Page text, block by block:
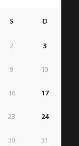
S D
2 3
9 10
16 17
23 24
30 31